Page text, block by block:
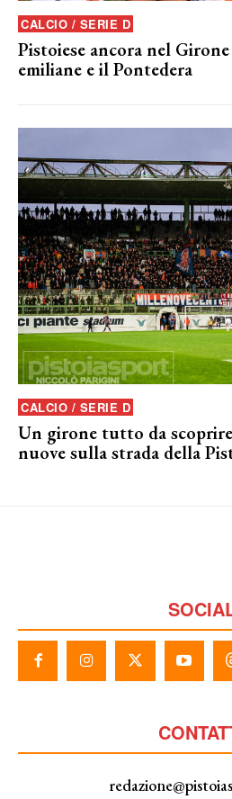
CALCIO / SERIE D
Pistoiese ancora nel
emiliane e il Pontedera
CALCIO / SERIE D
Un girone tutto da
nuove sulla strada della